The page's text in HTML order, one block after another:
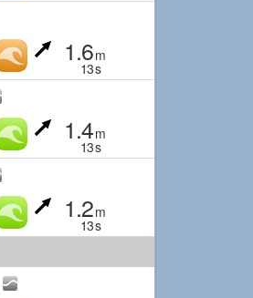
1.6m
13s
1.4m
13s
1.2m
13s